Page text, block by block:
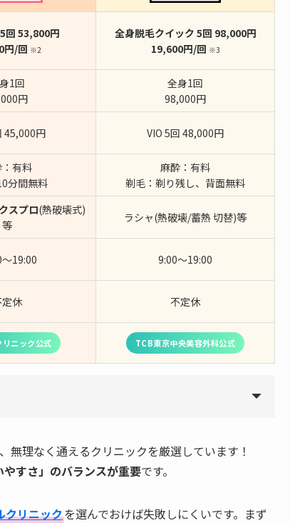
回 53,800円
円/回 ※2
全身脱毛クイック 5回 98,000円
19,600円/回 ※3
1回
円
全身1回
98,000円
45,000円 VIO 5回 48,000円
有料
分間無料
麻酔：有料
剃毛：剃り残し、背面無料
スプロ(熱破壊式)
等
ラシャ(熱破壊/蓄熱 切替)等
19:00 9:00～19:00
休 不定休
リニック公式 TCB東京中央美容外科公式
理なく通えるクリニックを厳選しています！
やすさ」のバランスが重要です。
クリニックを選んでおけば失敗しにくいです。まず